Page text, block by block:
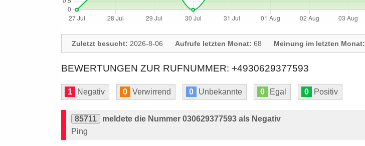
Zuletzt besucht: 2026-8-06 Aufrufe letzten Monat: 68 Meinung im letzten Monat:
BEWERTUNGEN ZUR RUFNUMMER: +4930629377593
1 Negativ 0 Verwirrend 0 Unbekannte 0 Egal 0 Positiv
85711
meldete die Nummer 030629377593 als Negativ
Ping